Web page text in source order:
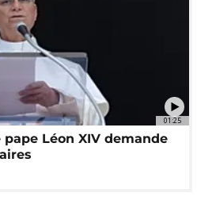
01:25
pape Léon XIV demande